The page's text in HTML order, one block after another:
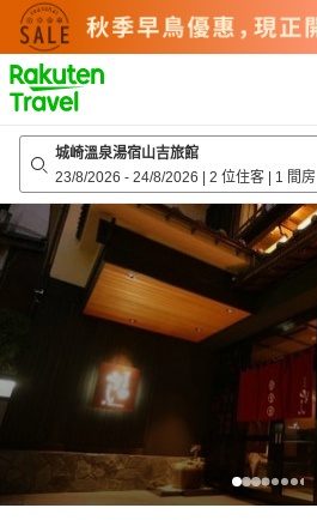
to
top
page
城崎溫泉湯宿山吉旅館
23/8/2026 - 24/8/2026 | 2 位住客 | 1 間房